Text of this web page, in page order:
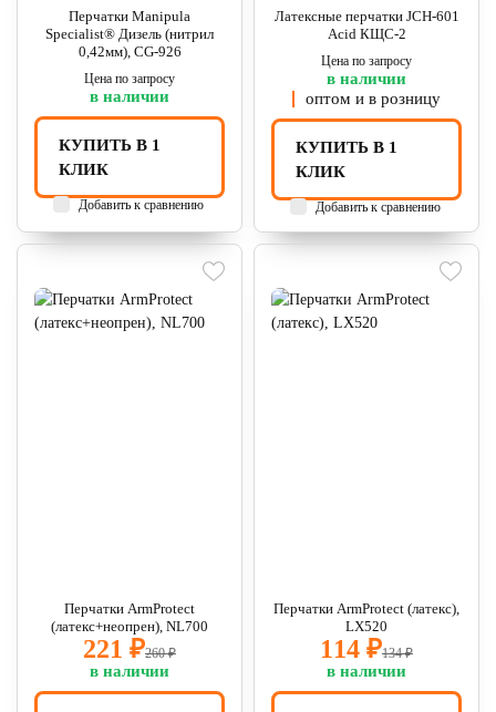
Перчатки Manipula
Specialist® Дизель (нитрил
0,42мм), CG-926
Цена по запросу
в наличии
КУПИТЬ В 1
КЛИК
Добавить к сравнению
Латексные перчатки JCH-601
Acid КЩС-2
Цена по запросу
в наличии
оптом и в розницу
КУПИТЬ В 1
КЛИК
Добавить к сравнению
Перчатки ArmProtect
(латекс+неопрен), NL700
221 ₽260 ₽
в наличии
Перчатки ArmProtect (латекс),
LX520
114 ₽134 ₽
в наличии